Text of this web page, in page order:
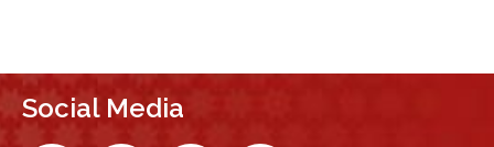
Social Media